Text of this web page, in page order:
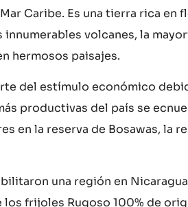
Caribe. Es una tierra rica en
volcanes, la
hermosos paisajes.
del estímulo económico
productivas del país se
en la reserva de Bosawas, la
una región en
los frijoles Rugoso 100% de